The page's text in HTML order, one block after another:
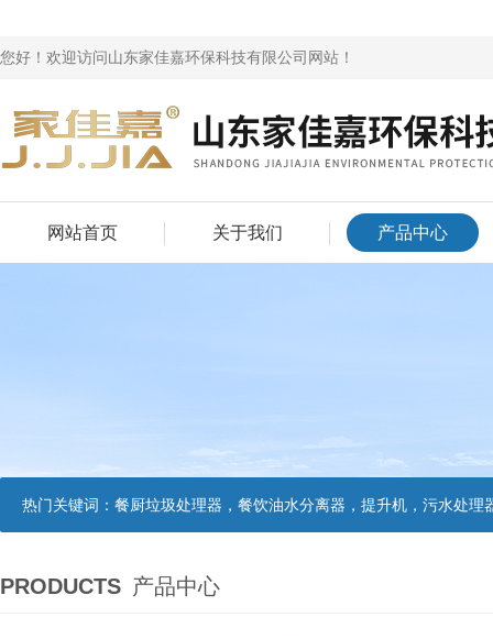
您好！欢迎访问山东家佳嘉环保科技有限公司网站！
网站首页 关于我们 产品中心
热门关键词： 餐厨垃圾处理器，餐饮油水分离器，提升机，污水处理
PRODUCTS 产品中心